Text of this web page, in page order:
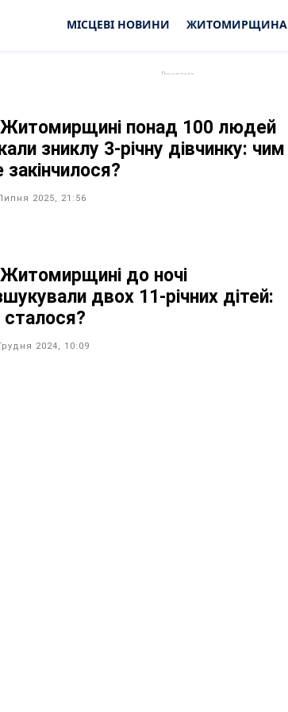
МІСЦЕВІ НОВИНИ ЖИТОМИРЩИНА
понад 100 людей
зниклу 3-річну дівчинку: чим
закінчилося?
2025, 21:56
до ночі
двох 11-річних дітей:
2024, 10:09